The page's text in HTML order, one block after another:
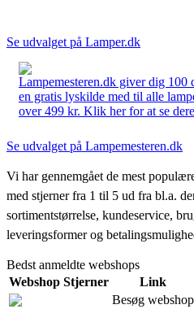
Se udvalget på Lamper.dk
Lampemesteren.dk giver dig 100
en gratis lyskilde med til alle
over 499 kr. Klik her for at se
Se udvalget på Lampemesteren.dk
Vi har gennemgået de mest
med stjerner fra 1 til 5 ud fra bl.a.
sortimentstørrelse, kundeservice,
leveringsformer og
Bedst anmeldte webshops
Webshop Stjerner
Link
Besøg webshop